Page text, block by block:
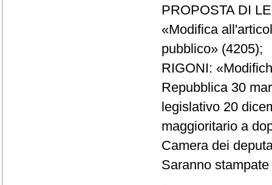
PROPOSTA DI
«Modifica
pubblico» (4205);
RIGONI:
Repubblica 30
legislativo 20
maggioritario a
Camera dei
Saranno